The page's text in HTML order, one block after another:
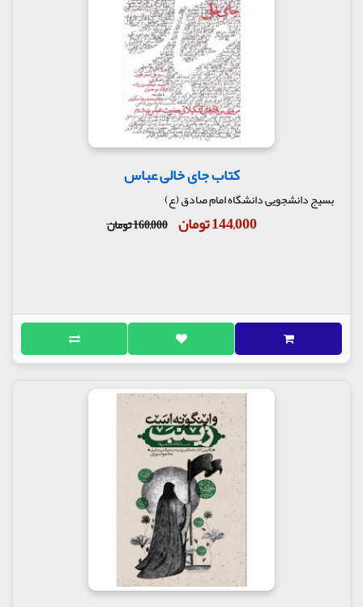
کتاب جای خالی عباس
بسیج دانشجویی دانشگاه امام صادق (ع)
144,000 تومان 160,000 تومان